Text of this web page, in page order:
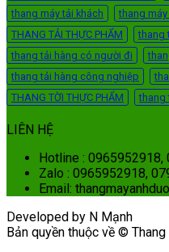
thang máy tải khách
thang
THANG TẢI THỰC PHẨM
thang
thang tải hàng có người đi
thang tải hàng công nghiệp
THANG TỜI THỰC PHẨM
thang
LIÊN HỆ
Hotline : 0965952918,
Zalo : 0965952918,
Email:
Developed by N Mạnh
Bản quyền thuộc về ©